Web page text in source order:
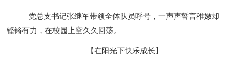
党总支书记张继军带领全体队员呼号，一声声誓言稚嫩却
铿锵有力，在校园上空久久回荡。
【在阳光下快乐成长】